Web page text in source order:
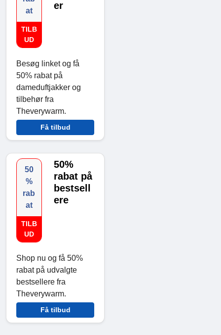
at
TILB
UD
er
Besøg linket og få
50% rabat på
dameduftjakker og
tilbehør fra
Theverywarm.
Få tilbud
50
%
rab
at
TILB
UD
50%
rabat på
bestsell
ere
Shop nu og få 50%
rabat på udvalgte
bestsellere fra
Theverywarm.
Få tilbud